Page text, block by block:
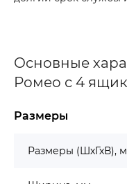
Основные
Ромео с 4
Размеры
Размеры (ШхГхВ),